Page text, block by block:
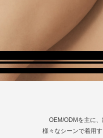
OEM/ODMを主に
様々なシーンで着用